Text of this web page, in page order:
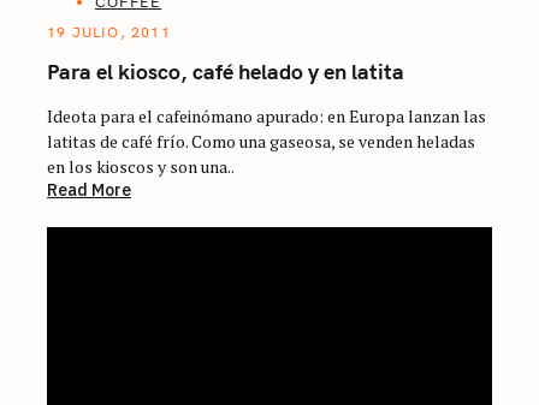
19 JULIO, 2011
Para el kiosco, café helado y en latita
Ideota para el cafeinómano apurado: en Europa lanzan las
latitas de café frío. Como una gaseosa, se venden heladas
en los kioscos y son una..
Read More